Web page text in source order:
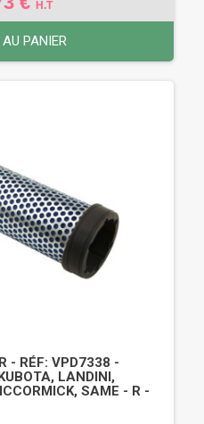
H.T
PANIER
- RÉF: VPD7338 -
LANDINI,
SAME - R -